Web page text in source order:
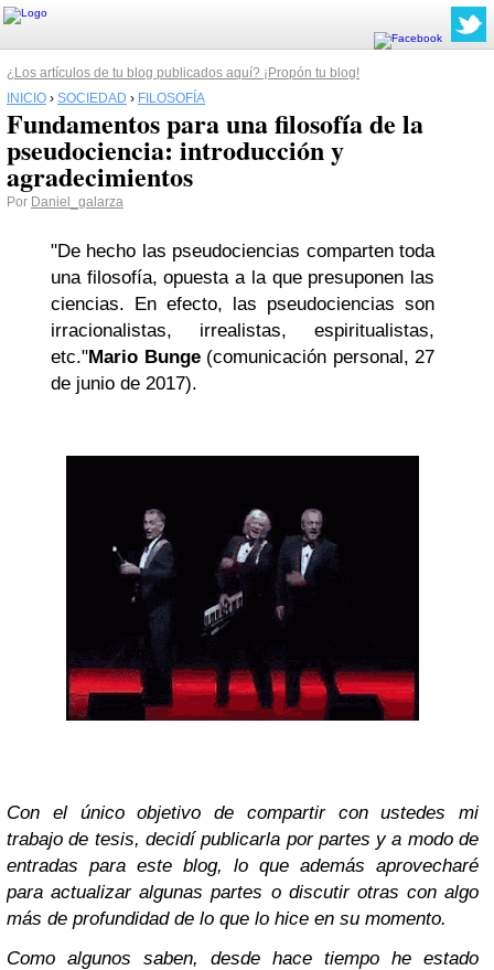
¿Los artículos de tu blog publicados aquí? ¡Propón tu blog!
INICIO › SOCIEDAD › FILOSOFÍA
Fundamentos para una filosofía de la
pseudociencia: introducción y
agradecimientos
Por Daniel_galarza
"De hecho las pseudociencias comparten toda
una filosofía, opuesta a la que presuponen las
ciencias. En efecto, las pseudociencias son
irracionalistas, irrealistas, espiritualistas,
etc."Mario Bunge(comunicación personal, 27
de junio de 2017).
Con el único objetivo de compartir con ustedes mi
trabajo de tesis, decidí publicarla por partes y a modo de
entradas para este blog, lo que además aprovecharé
para actualizar algunas partes o discutir otras con algo
más de profundidad de lo que lo hice en su momento.
Como algunos saben, desde hace tiempo he estado